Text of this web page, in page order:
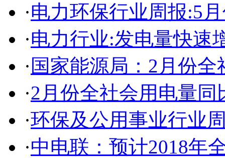
·电力环保行业周报:5
·电力行业:发电量快速
· 国家能源局：2月份
·2月份全社会用电量同
·环保及公用事业行业
·中电联：预计2018年